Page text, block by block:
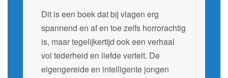
Dit is een boek dat bij vlagen erg
spannend en af en toe zelfs horrorachtig
is, maar tegelijkertijd ook een verhaal
vol tederheid en liefde vertelt. De
eigengereide en intelligente jongen